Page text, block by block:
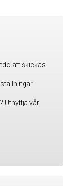
att skickas
Utnyttja vår